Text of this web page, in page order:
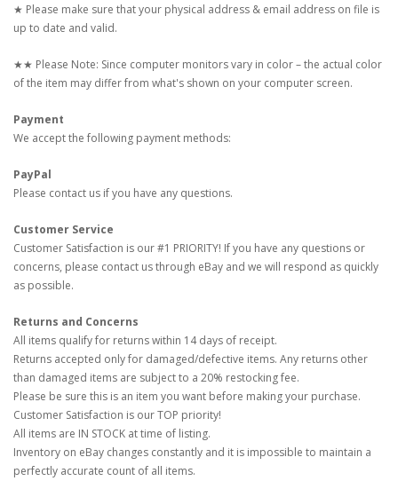
★ Please make sure that your physical address & email address on file is
up to date and valid.
★★ Please Note: Since computer monitors vary in color – the actual color
of the item may differ from what's shown on your computer screen.
Payment
We accept the following payment methods:
PayPal
Please contact us if you have any questions.
Customer Service
Customer Satisfaction is our #1 PRIORITY! If you have any questions or
concerns, please contact us through eBay and we will respond as quickly
as possible.
Returns and Concerns
All items qualify for returns within 14 days of receipt.
Returns accepted only for damaged/defective items. Any returns other
than damaged items are subject to a 20% restocking fee.
Please be sure this is an item you want before making your purchase.
Customer Satisfaction is our TOP priority!
All items are IN STOCK at time of listing.
Inventory on eBay changes constantly and it is impossible to maintain a
perfectly accurate count of all items.